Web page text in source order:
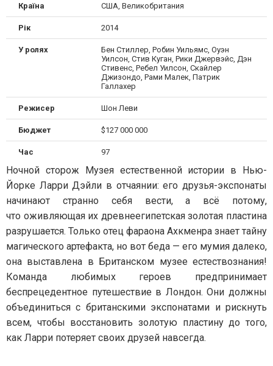
Країна США, Великобритания
Рік 2014
У ролях
Бен Стиллер, Робин Уильямс, Оуэн
Уилсон, Стив Куган, Рики Джервэйс, Дэн
Стивенс, Ребел Уилсон, Скайлер
Джизондо, Рами Малек, Патрик
Галлахер
Режисер Шон Леви
Бюджет $127 000 000
Час 97
Ночной сторож Музея естественной истории в Нью-
Йорке Ларри Дэйли в отчаянии: его друзья-экспонаты
начинают странно себя вести, а всё потому,
что оживляющая их древнеегипетская золотая пластина
разрушается. Только отец фараона Ахкменра знает тайну
магического артефакта, но вот беда — его мумия далеко,
она выставлена в Британском музее естествознания!
Команда любимых героев предпринимает
беспрецедентное путешествие в Лондон. Они должны
объединиться с британскими экспонатами и рискнуть
всем, чтобы восстановить золотую пластину до того,
как Ларри потеряет своих друзей навсегда.